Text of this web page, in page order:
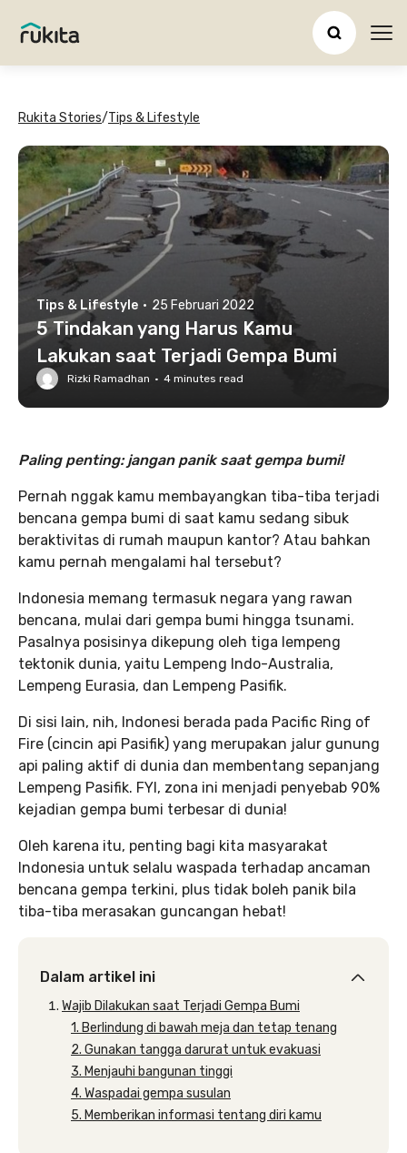
Rukita Stories/Tips & Lifestyle
Tips & Lifestyle · 25 Februari 2022
5 Tindakan yang Harus Kamu
Lakukan saat Terjadi Gempa Bumi
Rizki Ramadhan · 4 minutes read
Paling penting: jangan panik saat gempa bumi!
Pernah nggak kamu membayangkan tiba-tiba terjadi
bencana gempa bumi di saat kamu sedang sibuk
beraktivitas di rumah maupun kantor? Atau bahkan
kamu pernah mengalami hal tersebut?
Indonesia memang termasuk negara yang rawan
bencana, mulai dari gempa bumi hingga tsunami.
Pasalnya posisinya dikepung oleh tiga lempeng
tektonik dunia, yaitu Lempeng Indo-Australia,
Lempeng Eurasia, dan Lempeng Pasifik.
Di sisi lain, nih, Indonesi berada pada Pacific Ring of
Fire (cincin api Pasifik) yang merupakan jalur gunung
api paling aktif di dunia dan membentang sepanjang
Lempeng Pasifik. FYI, zona ini menjadi penyebab 90%
kejadian gempa bumi terbesar di dunia!
Oleh karena itu, penting bagi kita masyarakat
Indonesia untuk selalu waspada terhadap ancaman
bencana gempa terkini, plus tidak boleh panik bila
tiba-tiba merasakan guncangan hebat!
Dalam artikel ini
Wajib Dilakukan saat Terjadi Gempa Bumi
1. Berlindung di bawah meja dan tetap tenang
2. Gunakan tangga darurat untuk evakuasi
3. Menjauhi bangunan tinggi
4. Waspadai gempa susulan
5. Memberikan informasi tentang diri kamu